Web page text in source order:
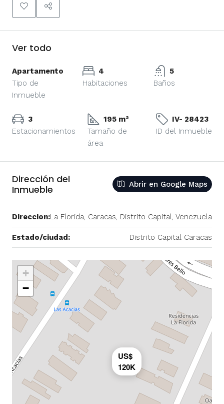
Ver todo
Apartamento
Tipo de
Inmueble
4
Habitaciones
5
Baños
3
Estacionamientos
195 m²
Tamaño de
área
IV- 28423
ID del Inmueble
Dirección del
Inmueble
Abrir en Google Maps
Direccion:La Florida, Caracas, Distrito Capital, Venezuela
Estado/ciudad: Distrito Capital Caracas
US$
120K
+
−